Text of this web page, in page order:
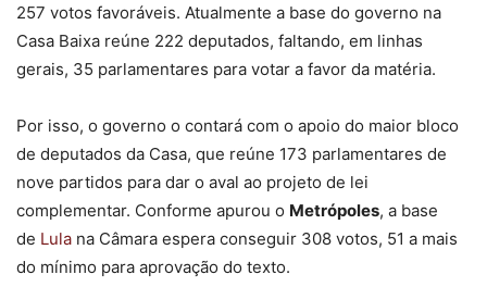
257 votos favoráveis. Atualmente a base do governo na
Casa Baixa reúne 222 deputados, faltando, em linhas
gerais, 35 parlamentares para votar a favor da matéria.
Por isso, o governo o contará com o apoio do maior bloco
de deputados da Casa, que reúne 173 parlamentares de
nove partidos para dar o aval ao projeto de lei
complementar. Conforme apurou o Metrópoles, a base
de Lula na Câmara espera conseguir 308 votos, 51 a mais
do mínimo para aprovação do texto.